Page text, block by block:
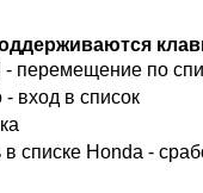
перемещение по
вход в список
списке Honda -